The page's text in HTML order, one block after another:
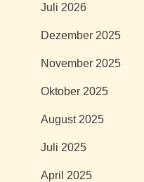
Juli 2026
Dezember 2025
November 2025
Oktober 2025
August 2025
Juli 2025
April 2025